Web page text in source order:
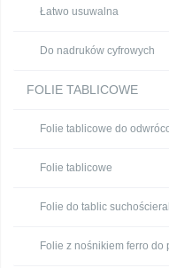
Łatwo usuwalna
Do nadruków cyfrowych
FOLIE TABLICOWE
Folie tablicowe do
Folie tablicowe
Folie do tablic
Folie z nośnikiem ferro